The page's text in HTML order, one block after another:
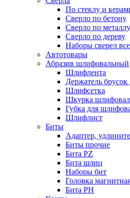
По стеклу и
Сверло по бетону
Сверло по металлу
Сверло по дереву
Наборы сверел все
Автотовары
Абразив шлифовальный
Шлифлента
Держатель
Шлифсетка
Шкурка
Губка для
Шлифлист
Биты
Адаптер,
Биты прочие
Бита PZ
Бита шлиц
Наборы бит
Головка
Бита PH